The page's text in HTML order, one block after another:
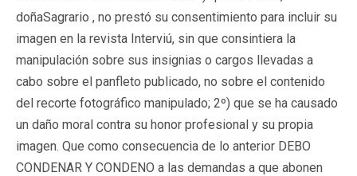
doñaSagrario , no prestó su consentimiento para incluir su
imagen en la revista Interviú, sin que consintiera la
manipulación sobre sus insignias o cargos llevadas a
cabo sobre el panfleto publicado, no sobre el contenido
del recorte fotográfico manipulado; 2º) que se ha causado
un daño moral contra su honor profesional y su propia
imagen. Que como consecuencia de lo anterior DEBO
CONDENAR Y CONDENO a las demandas a que abonen